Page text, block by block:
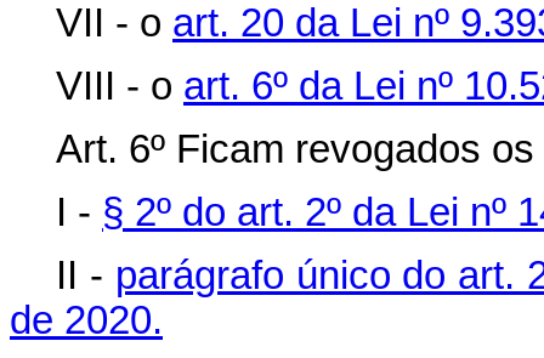
VII - o art. 20 da Lei nº
VIII - o art. 6º da Lei nº
Art. 6º Ficam revogados
I - § 2º do art. 2º da Lei nº
II - parágrafo único do art.
de 2020.